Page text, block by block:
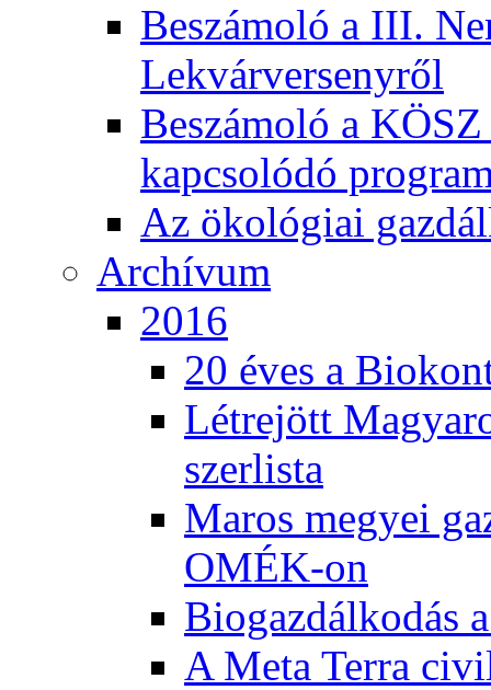
Beszámoló a III.
Lekvárversenyről
Beszámoló a
kapcsolódó
Az ökológiai
Archívum
2016
20 éves a
Létrejött
szerlista
Maros megyei
OMÉK-on
Biogazdálkodás
A Meta Terra